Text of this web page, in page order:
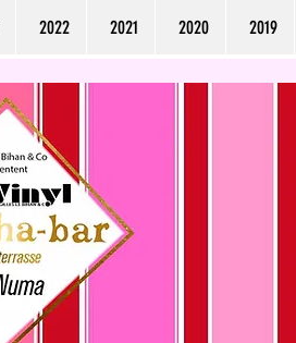
2022 2021 2020 2019